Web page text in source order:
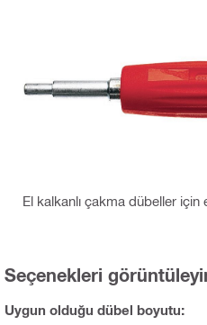
El kalkanlı çakma dübeller için
Seçenekleri
Uygun olduğu dübel boyutu: